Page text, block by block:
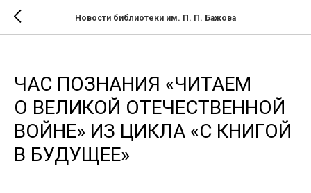
Новости библиотеки им. П. П. Бажова
ЧАС ПОЗНАНИЯ «ЧИТАЕМ
О ВЕЛИКОЙ ОТЕЧЕСТВЕННОЙ
ВОЙНЕ» ИЗ ЦИКЛА «С КНИГОЙ
В БУДУЩЕЕ»